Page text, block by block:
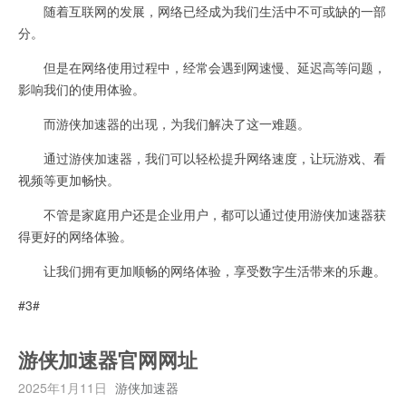
随着互联网的发展，网络已经成为我们生活中不可或缺的一部
分。
但是在网络使用过程中，经常会遇到网速慢、延迟高等问题，
影响我们的使用体验。
而游侠加速器的出现，为我们解决了这一难题。
通过游侠加速器，我们可以轻松提升网络速度，让玩游戏、看
视频等更加畅快。
不管是家庭用户还是企业用户，都可以通过使用游侠加速器获
得更好的网络体验。
让我们拥有更加顺畅的网络体验，享受数字生活带来的乐趣。
#3#
游侠加速器官网网址
2025年1月11日 游侠加速器